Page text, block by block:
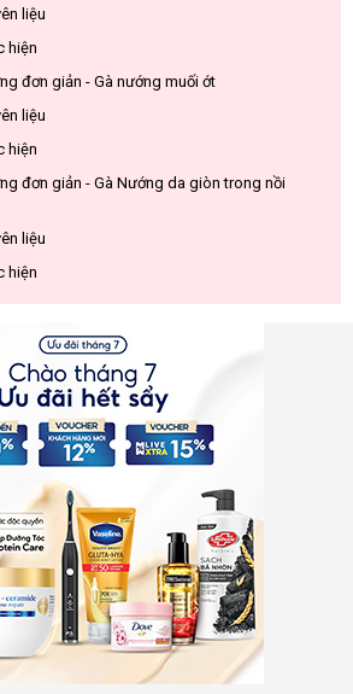
liệu
hiện
đơn giản - Gà nướng muối ớt
liệu
hiện
đơn giản - Gà Nướng da giòn trong nồi
liệu
hiện